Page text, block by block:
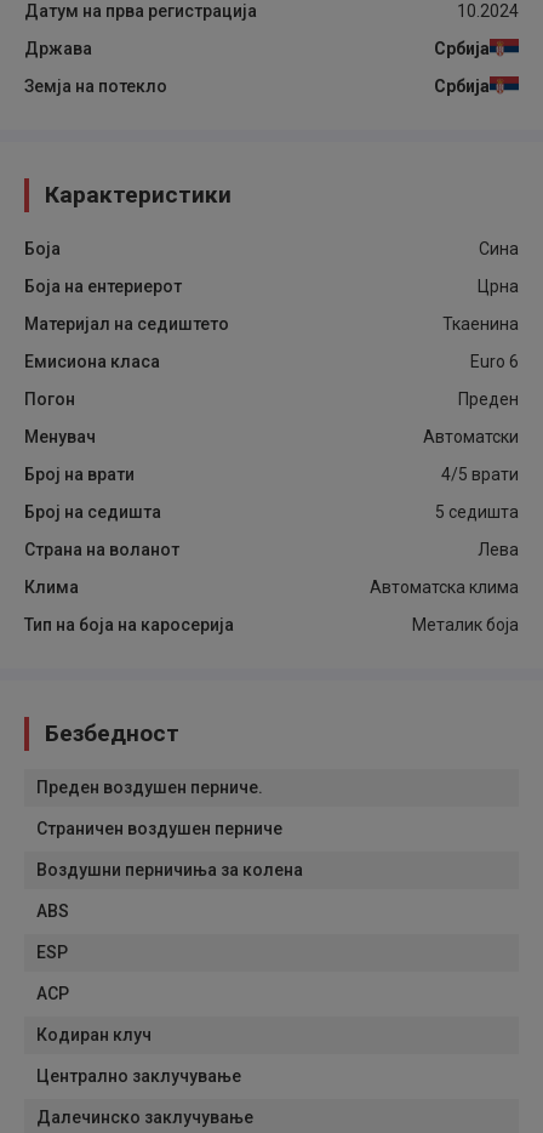
Датум на прва регистрација
10.2024
Држава
Србија
Земја на потекло
Србија
Карактеристики
Боја
Сина
Боја на ентериерот
Црна
Материјал на седиштето
Ткаенина
Емисиона класа
Euro 6
Погон
Преден
Менувач
Автоматски
Број на врати
4/5 врати
Број на седишта
5 седишта
Страна на воланот
Лева
Клима
Автоматска клима
Тип на боја на каросерија
Металик боја
Безбедност
Преден воздушен перниче.
Страничен воздушен перниче
Воздушни перничиња за колена
ABS
ESP
АСР
Кодиран клуч
Централно заклучување
Далечинско заклучување